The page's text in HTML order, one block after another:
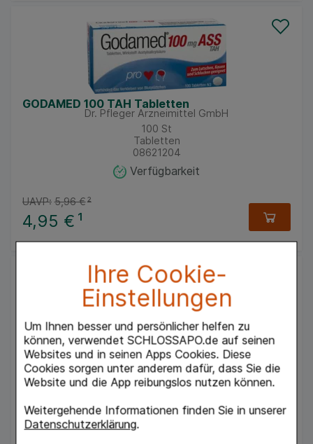
Ihre Cookie-
Einstellungen
Um Ihnen besser und persönlicher helfen zu
können, verwendet SCHLOSSAPO.de auf seinen
Websites und in seinen Apps Cookies. Diese
Cookies sorgen unter anderem dafür, dass Sie die
Website und die App reibungslos nutzen können.
Weitergehende Informationen finden Sie in unserer
Datenschutzerklärung.
GODAMED 100 TAH Tabletten
Dr. Pfleger Arzneimittel GmbH
100 St
Tabletten
08621204
Verfügbarkeit
4,95 € ¹
UAVP: 5,96 €²
SAL 29 Perfect Lips
Dr. Pfleger Arzneimittel GmbH
4g
Körperpflege
02030749